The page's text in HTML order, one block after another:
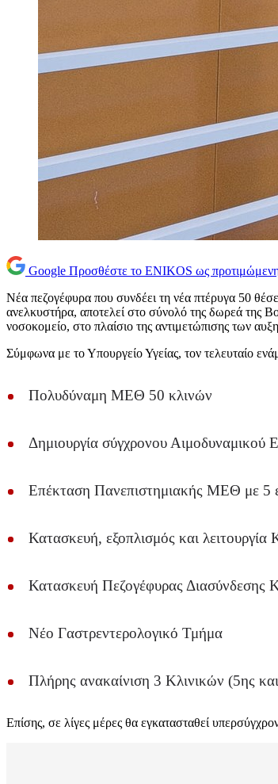
Google Προσθέστε το ENIKOS ως
Νέα πεζογέφυρα που συνδέει τη νέα πτέρυγα 50
ανελκυστήρα, αποτελεί στο σύνολό της δωρεά της
νοσοκομείο, στο πλαίσιο της αντιμετώπισης των
Σύμφωνα με το Υπουργείο Υγείας, τον τελευταίο
Πολυδύναμη ΜΕΘ 50 κλινών
Δημιουργία σύγχρονου Αιμοδυναμικού
Επέκταση Πανεπιστημιακής ΜΕΘ με 5
Κατασκευή, εξοπλισμός και
Κατασκευή Πεζογέφυρας Διασύνδεσης
Νέο Γαστρεντερολογικό Τμήμα
Πλήρης ανακαίνιση 3 Κλινικών (5ης
Επίσης, σε λίγες μέρες θα εγκατασταθεί